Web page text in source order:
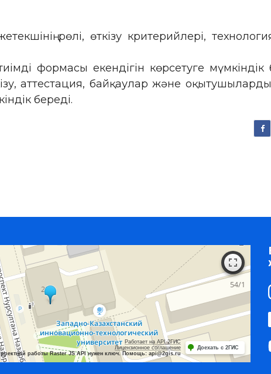
рөлі, өткізу критерийлері,
формасы екендігін көрсетуге
аттестация, байқаулар және
береді.
Работает на API 2ГИС
Лицензионное соглашение
работы Raster JS API нужен ключ. Помощь: api@2gis.ru
Доехать с 2ГИС